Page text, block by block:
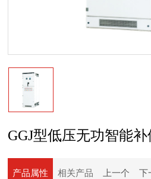
GGJ型低压无功智能
产品属性 相关产品 上一个 下